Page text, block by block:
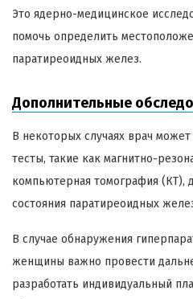
Это ядерно-медицинское
помочь определить
паратиреоидных желез.
Дополнительные
В некоторых случаях врач
тесты, такие как магнитно-
компьютерная томография (КТ),
состояния паратиреоидных
В случае обнаружения
женщины важно провести
разработать индивидуальный